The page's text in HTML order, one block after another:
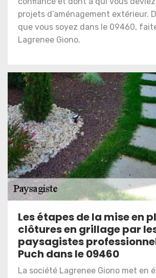
projets d’aménagement extérieur.
que vous soyez dans le 09460,
Lagrenee Giono.
Les étapes de la mise en
clôtures en grillage par
paysagistes
Puch dans le 09460
La société Lagrenee Giono met en